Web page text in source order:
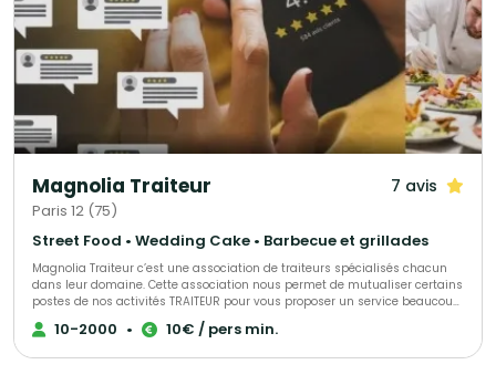
Magnolia Traiteur 7 avis
Paris 12 (75)
Street Food • Wedding Cake • Barbecue et grillades
Magnolia Traiteur c’est une association de traiteurs spécialisés chacun
dans leur domaine. Cette association nous permet de mutualiser certains
postes de nos activités TRAITEUR pour vous proposer un service beaucoup
plus performant à tous les niveaux, LES AVANTAGES pour mieux vous
servir : - Un standard commun pour une réponse immédiate à vos10-2000 • 10€ / pers min.